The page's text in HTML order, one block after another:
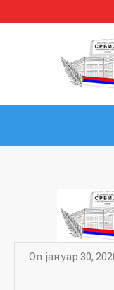
On јануар 30,